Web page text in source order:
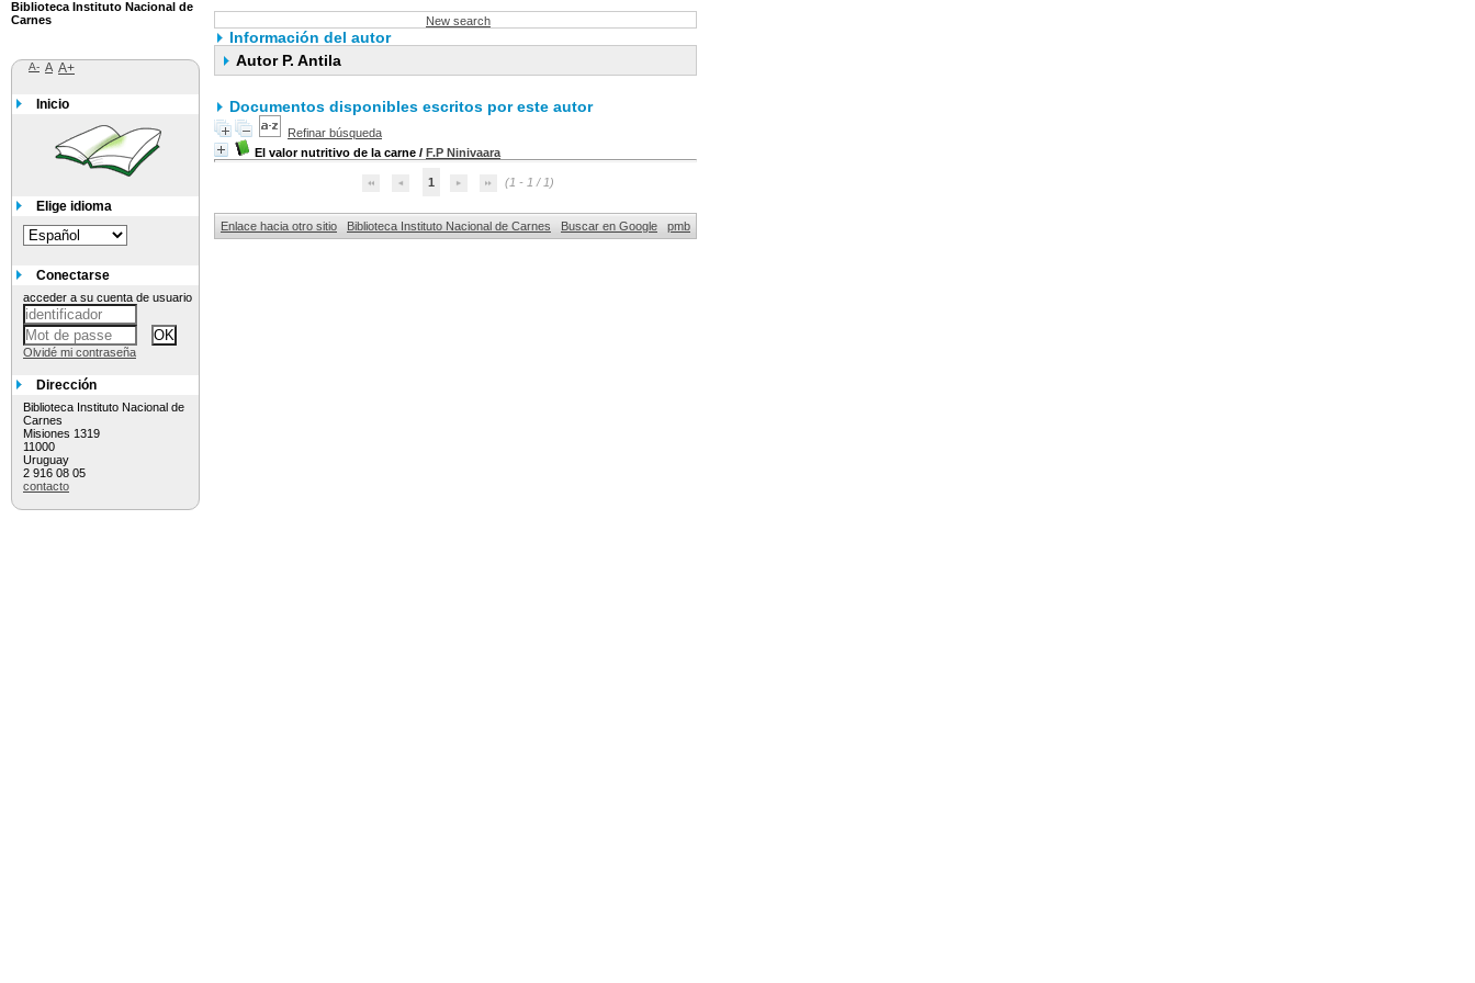
New search
Información del autor
Autor P. Antila
Documentos disponibles escritos por este autor
Refinar búsqueda
El valor nutritivo de la carne / F.P Ninivaara
1 (1 - 1 / 1)
Enlace hacia otro sitio Biblioteca Instituto Nacional de Carnes Buscar en Google pmb
Biblioteca Instituto Nacional de
Carnes
A- A A+
Inicio
Elige idioma
Conectarse
acceder a su cuenta de usuario
Olvidé mi contraseña
Dirección
Biblioteca Instituto Nacional de
Carnes
Misiones 1319
11000
Uruguay
2 916 08 05
contacto